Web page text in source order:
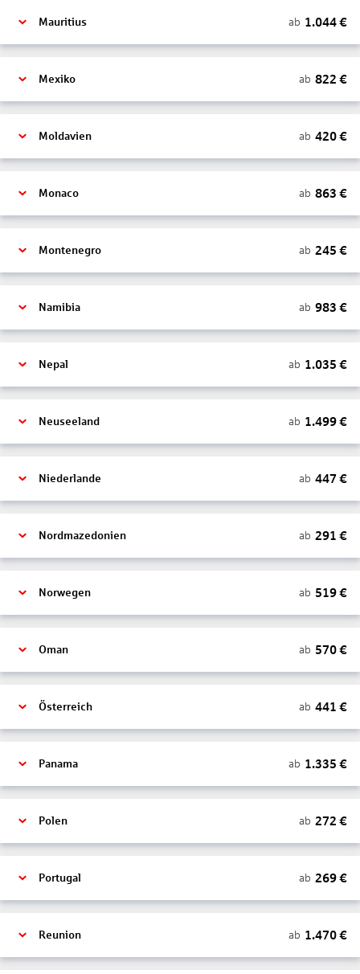
Mauritius ab 1.044€
Mexiko ab 822 €
Moldavien ab 420€
Monaco ab 863 €
Montenegro ab 245 €
Namibia ab 983 €
Nepal ab 1.035 €
Neuseeland ab 1.499€
Niederlande ab 447 €
Nordmazedonien ab 291 €
Norwegen ab 519€
Oman ab 570€
Österreich ab 441 €
Panama ab 1.335 €
Polen ab 272 €
Portugal ab 269€
Reunion ab 1.470€